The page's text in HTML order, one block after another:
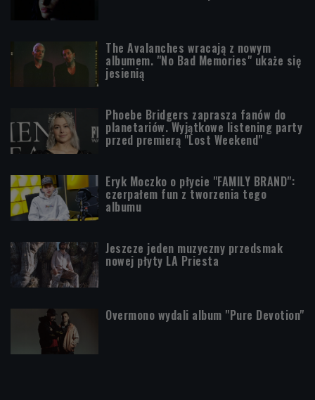
The Avalanches wracają z nowym
albumem. "No Bad Memories" ukaże się
jesienią
Phoebe Bridgers zaprasza fanów do
planetariów. Wyjątkowe listening party
przed premierą "Lost Weekend"
Eryk Moczko o płycie "FAMILY BRAND":
czerpałem fun z tworzenia tego
albumu
Jeszcze jeden muzyczny przedsmak
nowej płyty LA Priesta
Overmono wydali album "Pure Devotion"